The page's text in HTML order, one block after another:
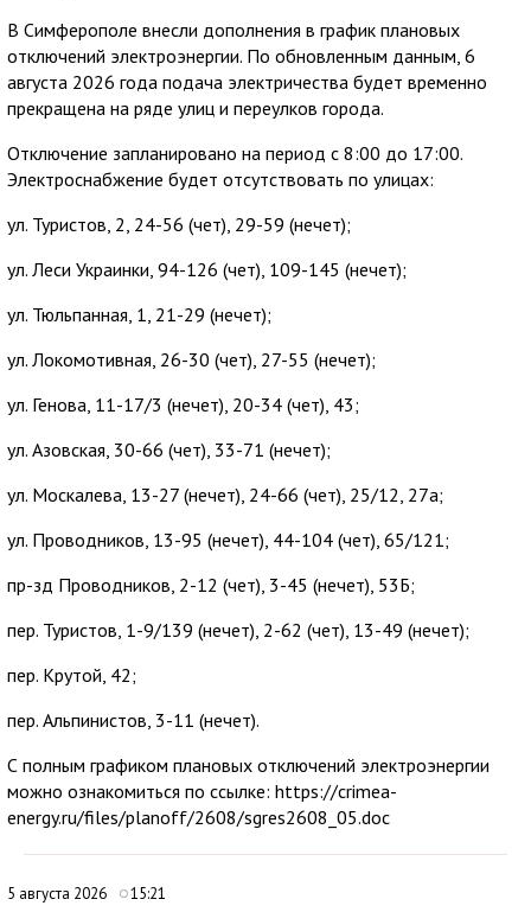
В Симферополе внесли дополнения в график плановых
отключений электроэнергии. По обновленным данным, 6
августа 2026 года подача электричества будет временно
прекращена на ряде улиц и переулков города.
Отключение запланировано на период с 8:00 до 17:00.
Электроснабжение будет отсутствовать по улицах:
ул. Туристов, 2, 24-56 (чет), 29-59 (нечет);
ул. Леси Украинки, 94-126 (чет), 109-145 (нечет);
ул. Тюльпанная, 1, 21-29 (нечет);
ул. Локомотивная, 26-30 (чет), 27-55 (нечет);
ул. Генова, 11-17/3 (нечет), 20-34 (чет), 43;
ул. Азовская, 30-66 (чет), 33-71 (нечет);
ул. Москалева, 13-27 (нечет), 24-66 (чет), 25/12, 27а;
ул. Проводников, 13-95 (нечет), 44-104 (чет), 65/121;
пр-зд Проводников, 2-12 (чет), 3-45 (нечет), 53Б;
пер. Туристов, 1-9/139 (нечет), 2-62 (чет), 13-49 (нечет);
пер. Крутой, 42;
пер. Альпинистов, 3-11 (нечет).
С полным графиком плановых отключений электроэнергии
можно ознакомиться по ссылке: https://crimea-
energy.ru/files/planoff/2608/sgres2608_05.doc
5 августа 2026 15:21